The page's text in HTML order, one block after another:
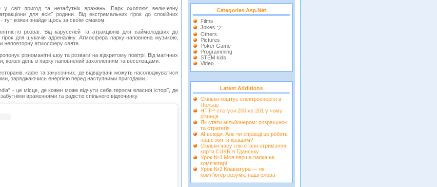
Categories Asp.net
Films
Jokes ツ
Others
Pictures
Poker Game
Programming
STEM kids
Video
Latest Additions
Скільки коштує електроенергія в
Польщі
HTTP-статуси 200 vs 201 у чому
різниця
Як стати мільйонером: розрахунок
та стратегія
AI всюди. Але чи справді це робить
наше життя кращим?
Скільки часу і які етапи отримання
карти CUKR в Гданську
Урок №3 Моя перша папка на
комп'ютері
Урок №2 Клавіатура — як
комп'ютер розуміє наші слова
у світ пригод та незабутніх вражень. Парк охоплює величезну
для всієї родини. Від екстремальних гірок до спокійних
тут кожен знайде щось за своїм смаком.
розваг. Від каруселей та атракціонів для наймолодших до
для шукачів адреналіну. Атмосфера парку наповнена музикою,
неповторну атмосферу свята.
різноманітні шоу та розваги на відкритому повітрі. Від магічних
кожен день в парку наповнений захопленням та веселощами.
кафе та закусочних, де відвідувачі можуть насолоджуватися
заряджаючись енергією перед наступними пригодами.
- це місце, де кожен може відчути себе героєм власної історії, де
враженнями та радістю спільного відпочинку.